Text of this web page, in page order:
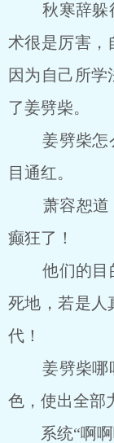
秋寒辞躲得
术很是厉害，
因为自己所
了姜劈柴。
姜劈柴怎么
目通红。
萧容恕道：
癫狂了！
他们的目的
死地，若是人
代！
姜劈柴哪听
色，使出全部
系统“啊啊